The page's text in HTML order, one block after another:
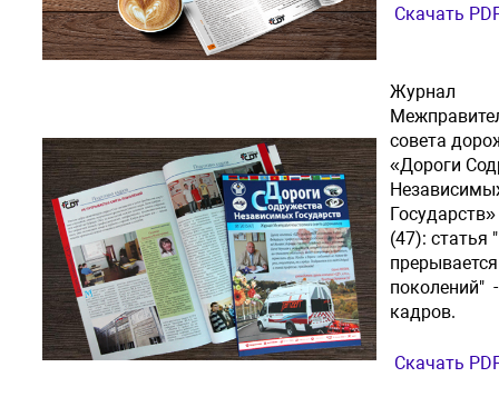
Скачать
Журнал
совета
«Дороги
(47): статья
поколений"
кадров.
Скачать